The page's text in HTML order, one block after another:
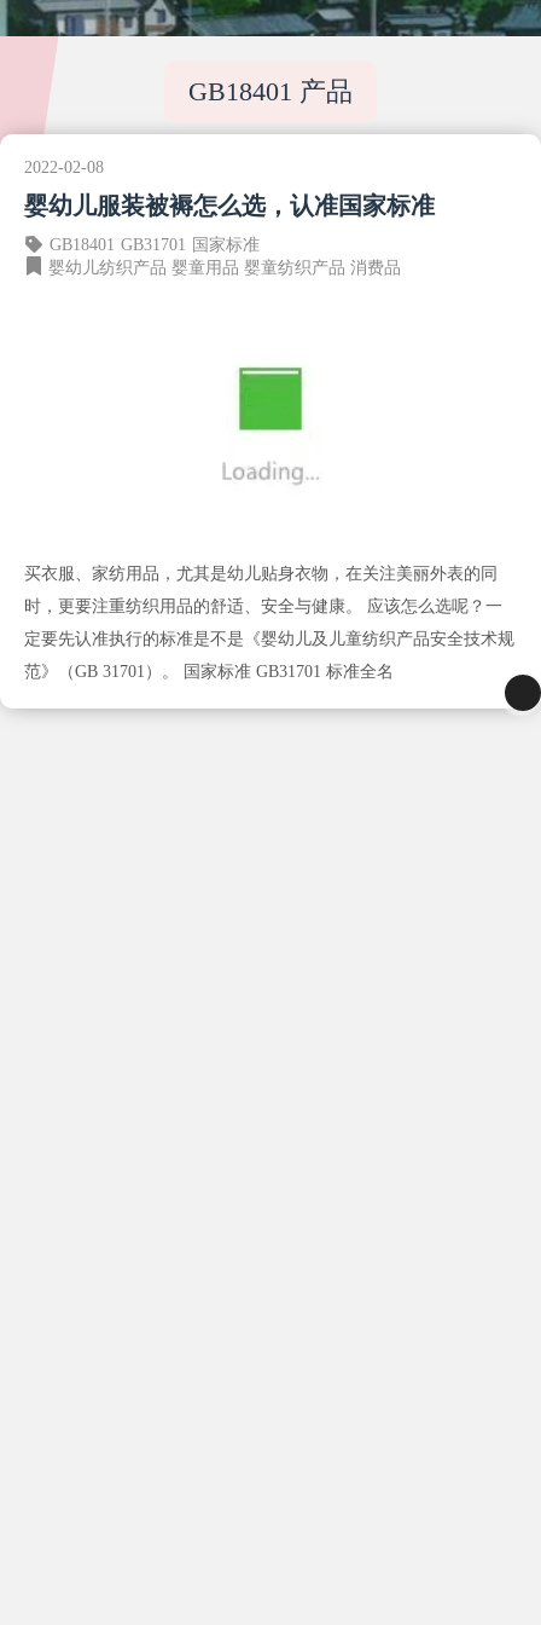
GB18401 产品
2022-02-08
婴幼儿服装被褥怎么选，认准国家标准
GB18401 GB31701 国家标准
婴幼儿纺织产品 婴童用品 婴童纺织产品 消费品
买衣服、家纺用品，尤其是幼儿贴身衣物，在关注美丽外表的同
时，更要注重纺织用品的舒适、安全与健康。 应该怎么选呢？一
定要先认准执行的标准是不是《婴幼儿及儿童纺织产品安全技术规
范》（GB 31701）。 国家标准 GB31701 标准全名